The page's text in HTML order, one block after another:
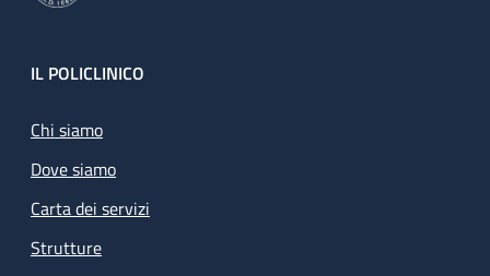
Footer
IL POLICLINICO
Chi siamo
Dove siamo
Carta dei servizi
Strutture